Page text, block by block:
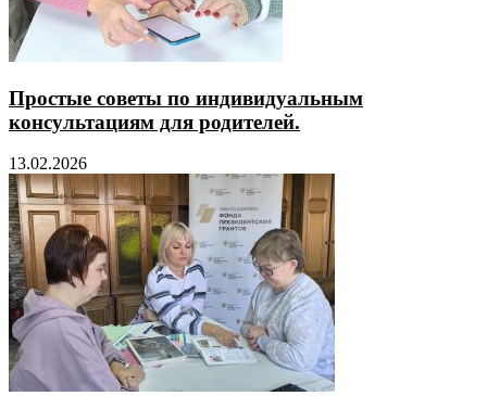
Простые советы по индивидуальным
консультациям для родителей.
13.02.2026